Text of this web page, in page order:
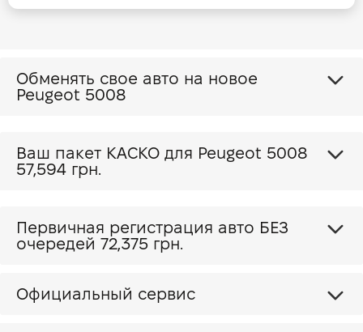
Обменять свое авто на новое
Peugeot 5008
Ваш пакет КАСКО для Peugeot 5008
57,594 грн.
Первичная регистрация авто БЕЗ
очередей 72,375 грн.
Официальный сервис